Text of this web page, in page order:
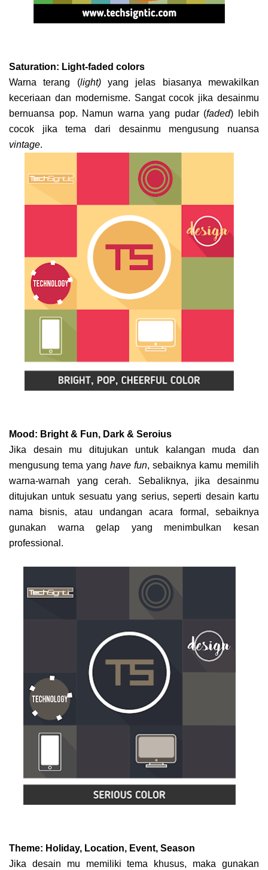
Saturation: Light-faded colors
Warna terang (light)yang jelas biasanya mewakilkan
keceriaan dan modernisme. Sangat cocok jika desainmu
bernuansa pop. Namun warna yang pudar (faded) lebih
cocok jika tema dari desainmu mengusung nuansa
vintage.
Mood: Bright & Fun, Dark & Seroius
Jika desain mu ditujukan untuk kalangan muda dan
mengusung tema yang have fun, sebaiknya kamu memilih
warna-warnah yang cerah. Sebaliknya, jika desainmu
ditujukan untuk sesuatu yang serius, seperti desain kartu
nama bisnis, atau undangan acara formal, sebaiknya
gunakan warna gelap yang menimbulkan kesan
professional.
Theme: Holiday, Location, Event, Season
Jika desain mu memiliki tema khusus, maka gunakan